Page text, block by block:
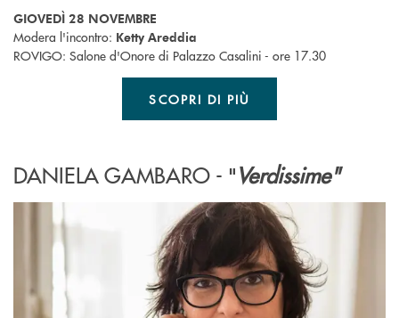
GIOVEDÌ 28 NOVEMBRE
Modera l'incontro: Ketty Areddia
ROVIGO: Salone d'Onore di Palazzo Casalini - ore 17.30
SCOPRI DI PIÙ
DANIELA GAMBARO - "Verdissime"